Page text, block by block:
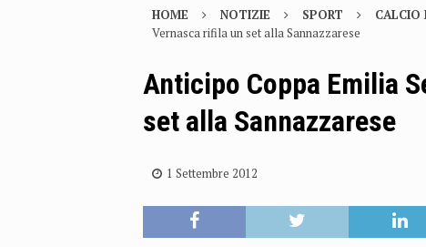
HOME NOTIZIE SPORT
Vernasca rifila un set alla Sannazzarese
Anticipo Coppa Emilia
set alla Sannazzarese
1 Settembre 2012